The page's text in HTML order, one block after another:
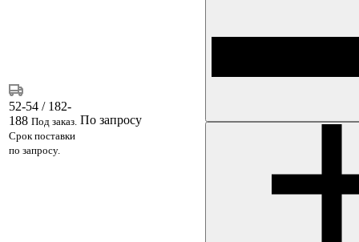
52-54 / 182-
188 Под заказ.
Срок поставки
по запросу.
По запросу